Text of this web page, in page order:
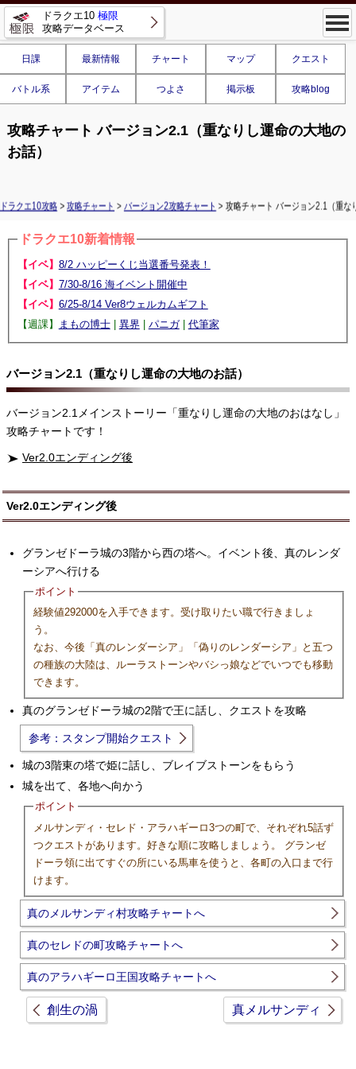
ドラクエ10 極限
攻略データベース
日課 最新情報 チャート マップ クエスト
バトル系 アイテム つよさ 掲示板 攻略blog
攻略チャート バージョン2.1（重なりし運命の大地の
お話）
ドラクエ10攻略 > 攻略チャート > バージョン2攻略チャート > 攻略チャート バージョン2.1（重な
ドラクエ10新着情報
【イベ】 8/2 ハッピーくじ当選番号発表！
【イベ】 7/30-8/16 海イベント開催中
【イベ】 6/25-8/14 Ver8ウェルカムギフト
【週課】
まもの博士| 異界 | パニガ| 代筆家
バージョン2.1（重なりし運命の大地のお話）
バージョン2.1メインストーリー「重なりし運命の大地のおはなし」
攻略チャートです！
Ver2.0エンディング後
Ver2.0エンディング後
グランゼドーラ城の3階から西の塔へ。イベント後、真のレンダ
ーシアへ行ける
ポイント
経験値292000を入手できます。受け取りたい職で行きましょ
う。
なお、今後「真のレンダーシア」「偽りのレンダーシア」と五つ
の種族の大陸は、ルーラストーンやバシっ娘などでいつでも移動
できます。
真のグランゼドーラ城の2階で王に話し、クエストを攻略
参考：スタンプ開始クエスト
城の3階東の塔で姫に話し、ブレイブストーンをもらう
城を出て、各地へ向かう
ポイント
メルサンディ・セレド・アラハギーロ3つの町で、それぞれ5話ず
つクエストがあります。好きな順に攻略しましょう。 グランゼ
ドーラ領に出てすぐの所にいる馬車を使うと、各町の入口まで行
けます。
真のメルサンディ村攻略チャートへ
真のセレドの町攻略チャートへ
真のアラハギーロ王国攻略チャートへ
創生の渦 真メルサンディ